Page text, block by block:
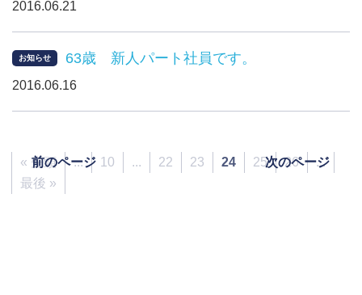
2016.06.21
お知らせ 63歳 新人パート社員です。
2016.06.16
« 先頭
前のページ
... 10 ... 22 23 24 25 26 ...
次のページ
最後 »